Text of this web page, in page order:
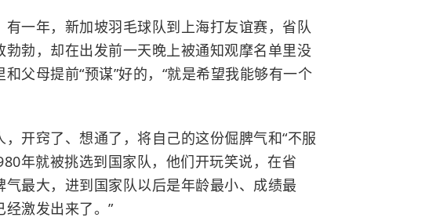
一年，新加坡羽毛球队到上海打友谊赛，省队
勃，却在出发前一天晚上被通知观摩名单里没
父母提前“预谋”好的，“就是希望我能够有一个
开窍了、想通了，将自己的这份倔脾气和“不服
年就被挑选到国家队，他们开玩笑说，在省
最大，进到国家队以后是年龄最小、成绩最
激发出来了。”